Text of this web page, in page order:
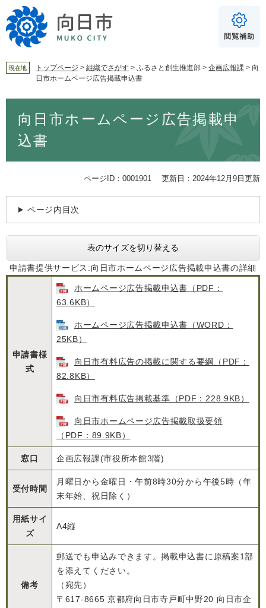
ー
ジ
ニ
ュ
For Foreigners
音声読み上げ
読み上げ 読み上げ設定
やさしい日本語
ふりがな
文字サイズ 標準 拡大
現在地 トップページ > 組織でさがす > ふるさと創生推進部 > 企画広報課 > 向
日市ホームページ広告掲載申込書
向日市ホームページ広告掲載申
込書
ページID：0001901 更新日：2024年12月9日更新
ページ内目次
表のサイズを切り替える
申請書提供サービス:向日市ホームページ広告掲載申込書の詳細
申請書様
式
ホームページ広告掲載申込書（PDF：
63.6KB）
ホームページ広告掲載申込書（WORD：
25KB）
向日市有料広告の掲載に関する要綱（PDF：
82.8KB）
向日市有料広告掲載基準（PDF：228.9KB）
向日市ホームページ広告掲載取扱要領
（PDF：89.9KB）
窓口 企画広報課(市役所本館3階)
受付時間
月曜日から金曜日・午前8時30分から午後5時（年
末年始、祝日除く）
用紙サイ
ズ
A4縦
備考
郵送でも申込みできます。掲載申込書に原稿案1部
を添えてください。
（宛先）
〒617-8665 京都府向日市寺戸町中野20 向日市企